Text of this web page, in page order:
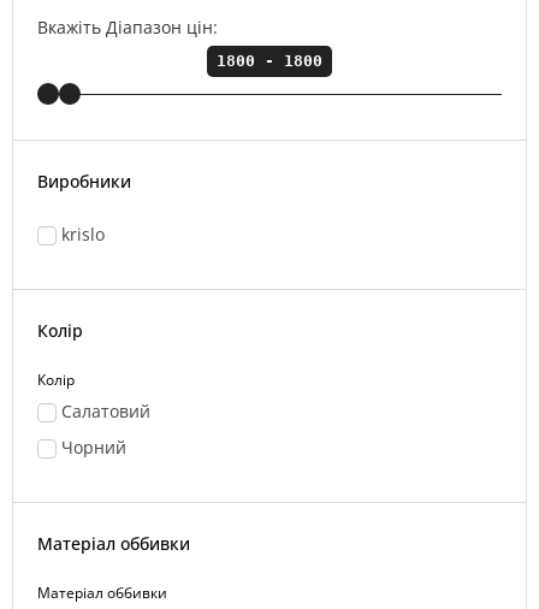
Вкажіть Діапазон цін:
Виробники
krislo
Колір
Колір
Салатовий
Чорний
Матеріал оббивки
Матеріал оббивки